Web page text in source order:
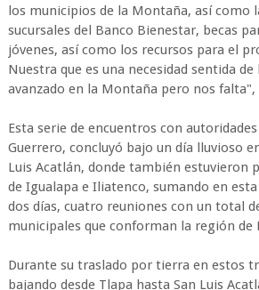
los municipios de la Montaña, así como
sucursales del Banco Bienestar, becas
jóvenes, así como los recursos para el
Nuestra que es una necesidad sentida
avanzado en la Montaña pero nos falta",
Esta serie de encuentros con
Guerrero, concluyó bajo un día lluvioso
Luis Acatlán, donde también estuvieron
de Igualapa e Iliatenco, sumando en
dos días, cuatro reuniones con un total
municipales que conforman la región de
Durante su traslado por tierra en estos
bajando desde Tlapa hasta San Luis